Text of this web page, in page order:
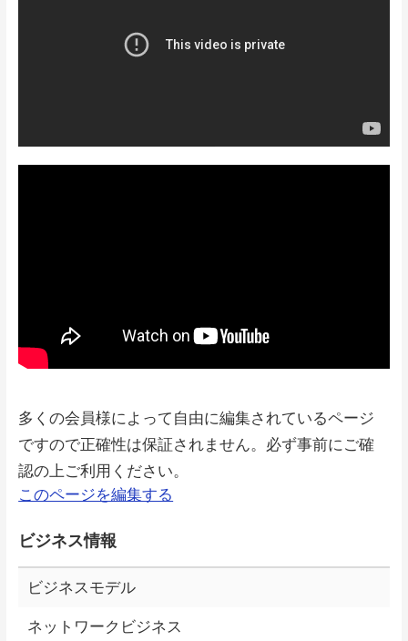
多くの会員様によって自由に編集されているページ
ですので正確性は保証されません。必ず事前にご確
認の上ご利用ください。
このページを編集する
ビジネス情報
ビジネスモデル
ネットワークビジネス